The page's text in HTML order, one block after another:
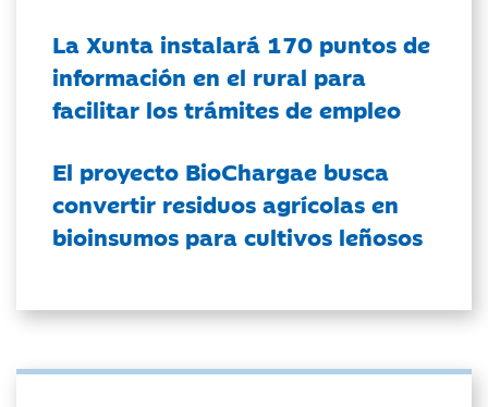
La Xunta instalará 170 puntos de
información en el rural para
facilitar los trámites de empleo
El proyecto BioChargae busca
convertir residuos agrícolas en
bioinsumos para cultivos leñosos